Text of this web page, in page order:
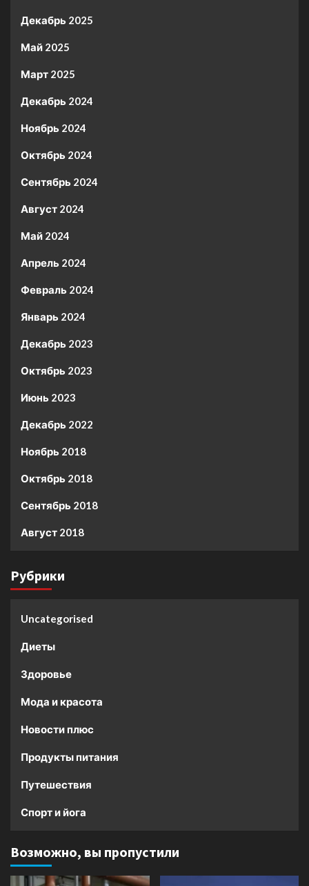
Декабрь 2025
Май 2025
Март 2025
Декабрь 2024
Ноябрь 2024
Октябрь 2024
Сентябрь 2024
Август 2024
Май 2024
Апрель 2024
Февраль 2024
Январь 2024
Декабрь 2023
Октябрь 2023
Июнь 2023
Декабрь 2022
Ноябрь 2018
Октябрь 2018
Сентябрь 2018
Август 2018
Рубрики
Uncategorised
Диеты
Здоровье
Мода и красота
Новости плюс
Продукты питания
Путешествия
Спорт и йога
Возможно, вы пропустили